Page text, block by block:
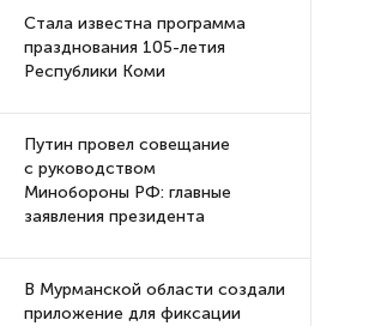
Стала известна программа
празднования 105-летия
Республики Коми
Путин провел совещание
с руководством
Минобороны РФ: главные
заявления президента
В Мурманской области создали
приложение для фиксации